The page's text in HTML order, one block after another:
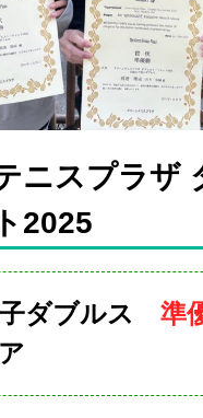
ニスプラザ
2025
ダブルス 準